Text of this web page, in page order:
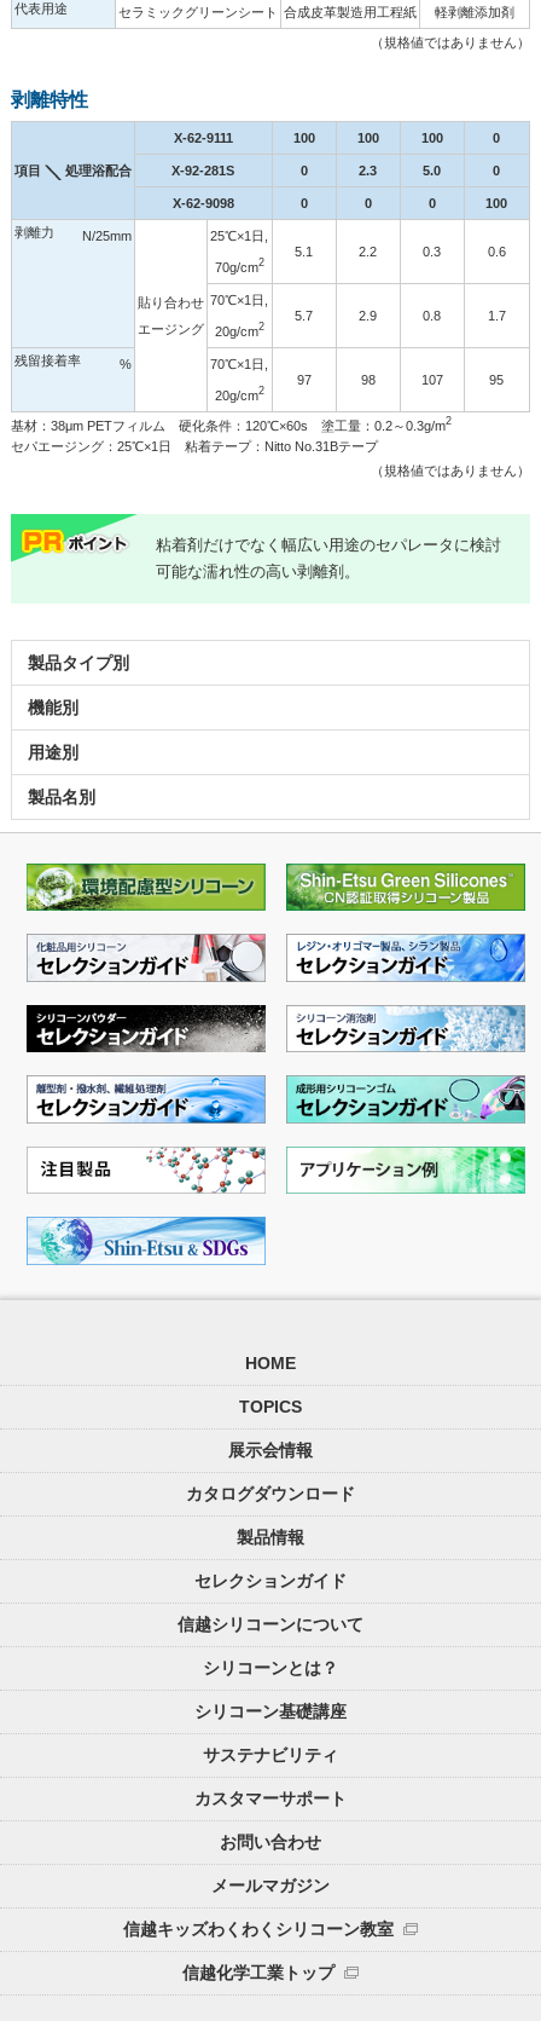
代表用途
セラミックグリーンシート 合成皮革製造用工程紙 軽剥離添加剤
（規格値ではありません）
剥離特性
項目 処理浴配合
X-62-9111 100 100 100 0
X-92-281S 0 2.3 5.0 0
X-62-9098 0 0 0
100
剥離力
N/25mm
貼り合わせ
エージング
25℃×1日,
70g/cm2
5.1 2.2 0.3 0.6
70℃×1日,
20g/cm2
5.7 2.9 0.8 1.7
残留接着率 % 70℃×1日,
20g/cm2
97 98 107 95
基材：38μm PETフィルム 硬化条件：120℃×60s 塗工量：0.2～0.3g/m2
セパエージング：25℃×1日 粘着テープ：Nitto No.31Bテープ
（規格値ではありません）
粘着剤だけでなく幅広い用途のセパレータに検討
可能な濡れ性の高い剥離剤。
製品タイプ別
機能別
用途別
製品名別
HOME
TOPICS
展示会情報
カタログダウンロード
製品情報
セレクションガイド
信越シリコーンについて
シリコーンとは？
シリコーン基礎講座
サステナビリティ
カスタマーサポート
お問い合わせ
メールマガジン
信越キッズわくわくシリコーン教室
信越化学工業トップ